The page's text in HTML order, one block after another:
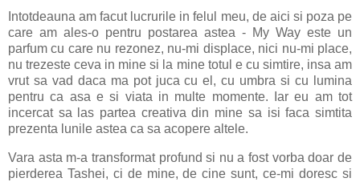
Intotdeauna am facut lucrurile in felul meu, de aici si poza pe
care am ales-o pentru postarea astea - My Way este un
parfum cu care nu rezonez, nu-mi displace, nici nu-mi place,
nu trezeste ceva in mine si la mine totul e cu simtire, insa am
vrut sa vad daca ma pot juca cu el, cu umbra si cu lumina
pentru ca asa e si viata in multe momente. Iar eu am tot
incercat sa las partea creativa din mine sa isi faca simtita
prezenta lunile astea ca sa acopere altele.
Vara asta m-a transformat profund si nu a fost vorba doar de
pierderea Tashei, ci de mine, de cine sunt, ce-mi doresc si